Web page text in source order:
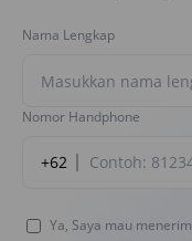
Nama Lengkap
Nomor Handphone
+62
Ya, Saya mau